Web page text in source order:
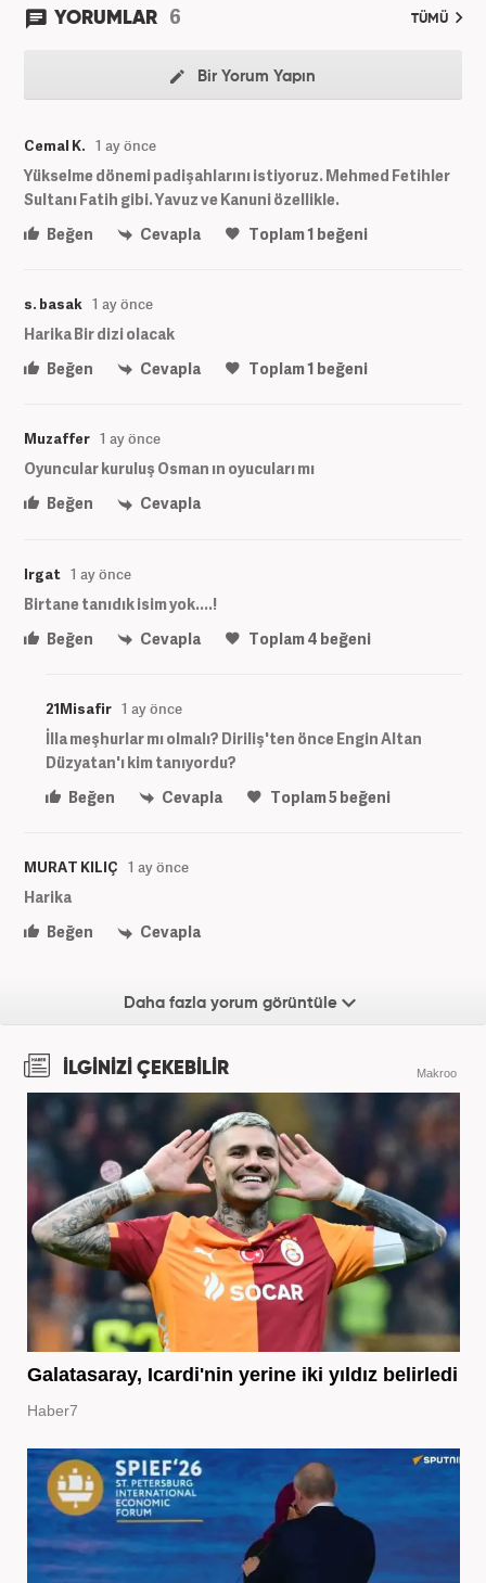
YORUMLAR 6 TÜMÜ
Bir Yorum Yapın
Cemal K. 1 ay önce
Yükselme dönemi padişahlarını istiyoruz. Mehmed Fetihler
Sultanı Fatih gibi. Yavuz ve Kanuni özellikle.
Beğen
Cevapla Toplam1 beğeni
s. basak 1 ay önce
Harika Bir dizi olacak
Beğen
Cevapla Toplam1 beğeni
Muzaffer 1 ay önce
Oyuncular kuruluş Osman ın oyucuları mı
Beğen
Cevapla
Irgat 1 ay önce
Birtane tanıdık isim yok....!
Beğen
Cevapla Toplam4 beğeni
21Misafir 1 ay önce
İlla meşhurlar mı olmalı? Diriliş'ten önce Engin Altan
Düzyatan'ı kim tanıyordu?
Beğen
Cevapla Toplam5beğeni
MURAT KILIÇ 1 ay önce
Harika
Beğen
Cevapla
Daha fazla yorum görüntüle
İLGİNİZİ ÇEKEBİLİR Makroo
Galatasaray, Icardi'nin yerine iki yıldız belirledi
Haber7